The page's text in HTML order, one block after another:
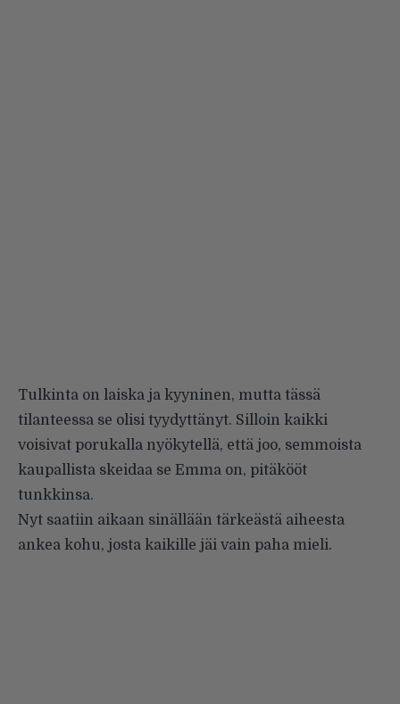
Tulkinta on laiska ja kyyninen, mutta tässä
tilanteessa se olisi tyydyttänyt. Silloin kaikki
voisivat porukalla nyökytellä, että joo, semmoista
kaupallista skeidaa se Emma on, pitäkööt
tunkkinsa.
Nyt saatiin aikaan sinällään tärkeästä aiheesta
ankea kohu, josta kaikille jäi vain paha mieli.